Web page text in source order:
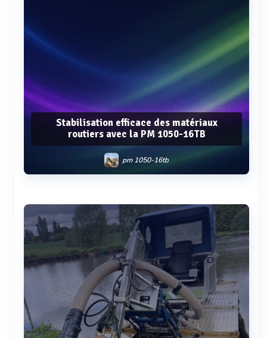
Stabilisation efficace des matériaux
routiers avec la PM 1050-16TB
pm 1050-16tb
Voir plus